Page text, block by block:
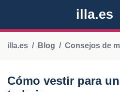
illa.es
illa.es Blog Consejos de
Cómo vestir para